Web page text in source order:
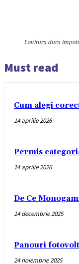
Lovitura dura
Must read
Cum alegi
14 aprilie 2026
Permis
14 aprilie 2026
De Ce
14 decembrie 2025
Panouri
24 noiembrie 2025